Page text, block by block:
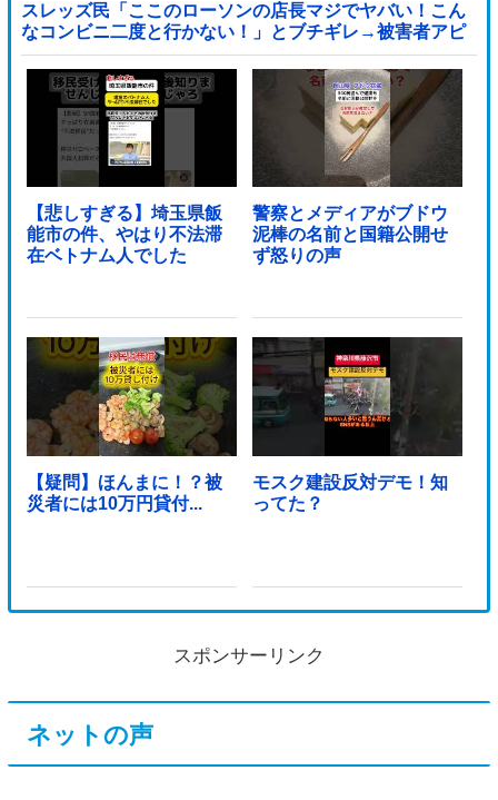
スレッズ民「ここのローソンの店長マジでヤバい！こん
なコンビニ二度と行かない！」とブチギレ→被害者アピ
するも「ヤバイのはお前だよ」とツッコミ殺到ｗｗｗｗ
ｗｗｗ他
【悲しすぎる】埼玉県飯
能市の件、やはり不法滞
在ベトナム人でした
警察とメディアがブドウ
泥棒の名前と国籍公開せ
ず怒りの声
【疑問】ほんまに！？被
災者には10万円貸付...
モスク建設反対デモ！知
ってた？
スポンサーリンク
ネットの声